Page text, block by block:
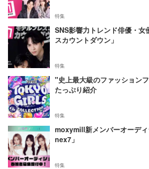
特集
SNS影響力トレンド俳優・女
スカウントダウン」
特集
"史上最大級のファッション
たっぷり紹介
特集
moxymill新メンバーオーデ
nex7」
特集